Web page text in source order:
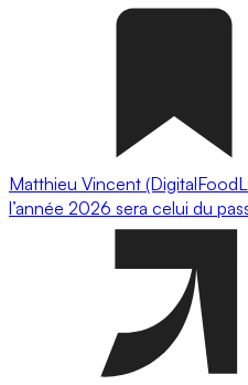
Matthieu Vincent
l’année 2026 sera celui du